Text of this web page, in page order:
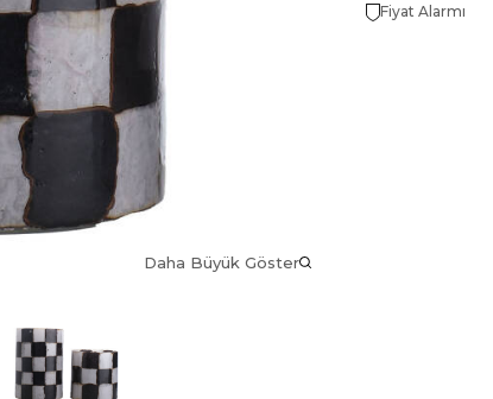
Daha Büyük Göster
Fiyat Alarmı